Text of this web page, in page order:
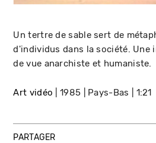
Un tertre de sable sert de
d'individus dans la société.
de vue anarchiste et humaniste.
Art vidéo 1985 Pays-Bas 1:21
PARTAGER